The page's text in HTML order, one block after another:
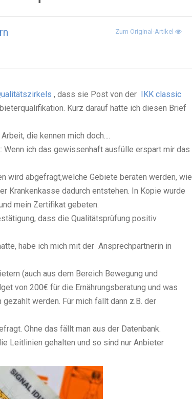
Zum Original-Artikel
, dass sie Post von der IKK classic
Kurz darauf hatte ich diesen Brief
die kennen mich doch....
ich das gewissenhaft ausfülle erspart mir das
wird abgefragt,welche Gebiete beraten werden, wie
Krankenkasse dadurch entstehen. In Kopie wurde
mein Zertifikat gebeten.
dass die Qualitätsprüfung positiv
habe ich mich mit der Ansprechpartnerin in
(auch aus dem Bereich Bewegung und
von 200€ für die Ernährungsberatung und was
werden. Für mich fällt dann z.B. der
Ohne das fällt man aus der Datenbank.
Leitlinien gehalten und so sind nur Anbieter